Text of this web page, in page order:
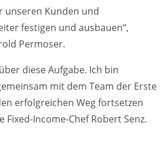
unseren Kunden und
festigen und ausbauen“,
Permoser.
diese Aufgabe. Ich bin
mit dem Team der Erste
erfolgreichen Weg fortsetzen
Fixed-Income-Chef Robert Senz.